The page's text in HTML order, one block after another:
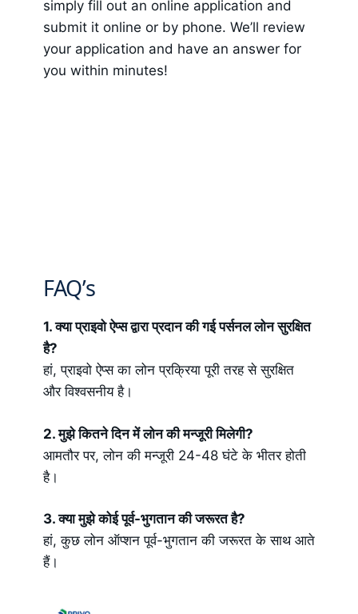
simply fill out an online application and
submit it online or by phone. We’ll review
your application and have an answer for
you within minutes!
FAQ’s
1. क्या प्राइवो ऐप्स द्वारा प्रदान की गई पर्सनल लोन सुरक्षित
है?
हां, प्राइवो ऐप्स का लोन प्रक्रिया पूरी तरह से सुरक्षित
और विश्वसनीय है।
2. मुझे कितने दिन में लोन की मन्जूरी मिलेगी?
आमतौर पर, लोन की मन्जूरी 24-48 घंटे के भीतर होती
है।
3. क्या मुझे कोई पूर्व-भुगतान की जरूरत है?
हां, कुछ लोन ऑप्शन पूर्व-भुगतान की जरूरत के साथ आते
हैं।